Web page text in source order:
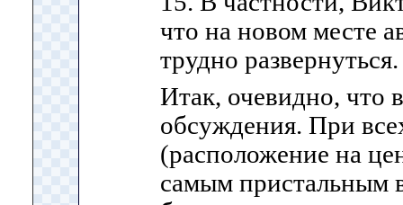
что на новом месте
трудно развернуться.
Итак, очевидно, что
обсуждения. При
(расположение на
самым